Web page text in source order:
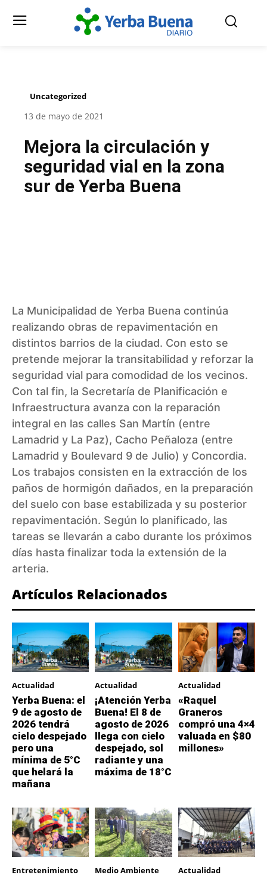
Uncategorized
13 de mayo de 2021
Mejora la circulación y
seguridad vial en la zona
sur de Yerba Buena
La Municipalidad de Yerba Buena continúa
realizando obras de repavimentación en
distintos barrios de la ciudad. Con esto se
pretende mejorar la transitabilidad y reforzar la
seguridad vial para comodidad de los vecinos.
Con tal fin, la Secretaría de Planificación e
Infraestructura avanza con la reparación
integral en las calles San Martín (entre
Lamadrid y La Paz), Cacho Peñaloza (entre
Lamadrid y Boulevard 9 de Julio) y Concordia.
Los trabajos consisten en la extracción de los
paños de hormigón dañados, en la preparación
del suelo con base estabilizada y su posterior
repavimentación. Según lo planificado, las
tareas se llevarán a cabo durante los próximos
días hasta finalizar toda la extensión de la
arteria.
Artículos Relacionados
Actualidad
Yerba Buena: el
9 de agosto de
2026 tendrá
cielo despejado
pero una
mínima de 5°C
que helará la
mañana
Actualidad
¡Atención Yerba
Buena! El 8 de
agosto de 2026
llega con cielo
despejado, sol
radiante y una
máxima de 18°C
Actualidad
«Raquel
Graneros
compró una 4×4
valuada en $80
millones»
Entretenimiento Medio Ambiente Actualidad